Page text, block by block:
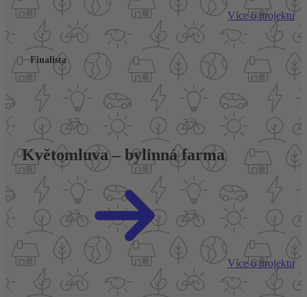
Více o projektu
Finalista
Květomluva – bylinná farma
Více o projektu